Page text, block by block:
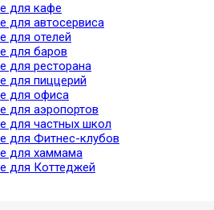
для кафе
для автосервиса
для отелей
для баров
для ресторана
для пиццерий
для офиса
для аэропортов
для частных школ
для Фитнес-клубов
для хаммама
для Коттеджей